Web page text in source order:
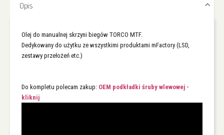
Opis
Olej do manualnej skrzyni biegów TORCO MTF.
Dedykowany do użytku ze wszystkimi produktami mFactory (LSD,
zestawy przełożeń etc.)
Do kompletu polecam zakup: OEM podkładki śruby wlewowej -
kliknij